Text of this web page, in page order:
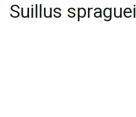
Suillus spraguei